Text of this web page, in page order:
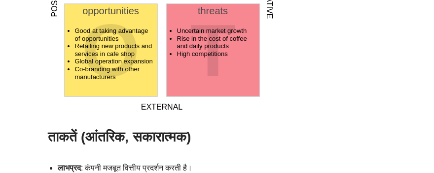
ताकतें (आंतरिक, सकारात्मक)
लाभप्रद: कंपनी मजबूत वित्तीय प्रदर्शन करती है।